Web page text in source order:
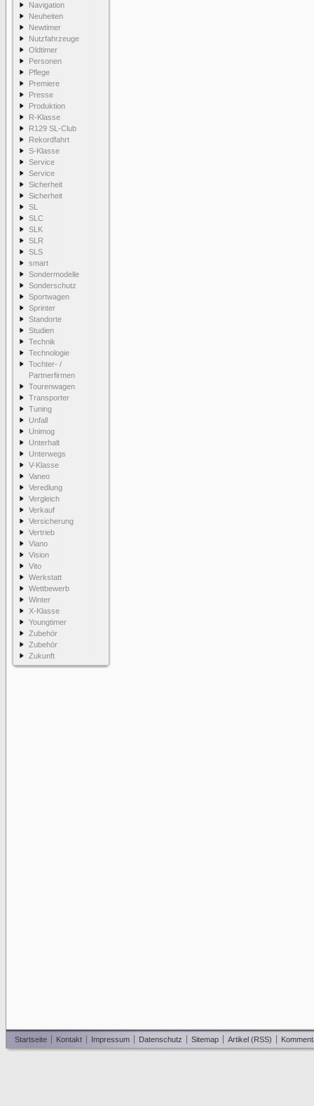
Navigation
Neuheiten
Newtimer
Nutzfahrzeuge
Oldtimer
Personen
Pflege
Premiere
Presse
Produktion
R-Klasse
R129 SL-Club
Rekordfahrt
S-Klasse
Service
Service
Sicherheit
Sicherheit
SL
SLC
SLK
SLR
SLS
smart
Sondermodelle
Sonderschutz
Sportwagen
Sprinter
Standorte
Studien
Technik
Technologie
Tochter- /
Partnerfirmen
Tourenwagen
Transporter
Tuning
Unfall
Unimog
Unterhalt
Unterwegs
V-Klasse
Vaneo
Veredlung
Vergleich
Verkauf
Versicherung
Vertrieb
Viano
Vision
Vito
Werkstatt
Wettbewerb
Winter
X-Klasse
Youngtimer
Zubehör
Zubehör
Zukunft
Startseite Kontakt Impressum Datenschutz Sitemap Artikel (RSS)